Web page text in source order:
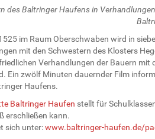
des Baltringer Haufens in
im Raum Oberschwaben wird in
mit den Schwestern des Klosters
Verhandlungen der Bauern
Ein zwölf Minuten dauernder Film
Haufens.
Baltringer Haufen stellt für
erschließen kann.
sich unter:www.baltringer-haufen.de/